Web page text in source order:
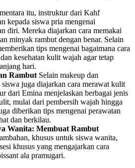
itu, instruktur dari Kahf
kepada siswa pria mengenai
diri. Mereka diajarkan cara memakai
minyak rambut dengan benar. Selain
tips mengenai bagaimana cara
kesehatan kulit wajah agar tetap
hari.
Rambut Selain makeup dan
siswa juga diajarkan cara merawat kulit
dari Emina menjelaskan berbagai jenis
mulai dari pembersih wajah hingga
diberikan tips mengenai perawatan
dan berkilau.
Wanita: Membuat Rambut
khusus untuk siswa wanita,
khusus yang mengajarkan cara
ala pramugari.